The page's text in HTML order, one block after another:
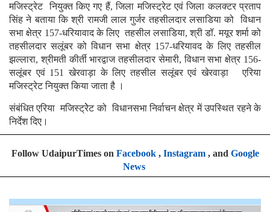
मजिस्ट्रेट नियुक्त किए गए हैं, जिला मजिस्ट्रेट एवं जिला कलक्टर प्रताप
सिंह ने बताया कि श्री रामजी लाल गुर्जर तहसीलदार लसाडिया को विधान
सभा क्षेत्र 157-धरियावाद के लिए तहसील लसाडिया, श्री डॉ. मयूर शर्मा को
तहसीलदार सलूंबर को विधान सभा क्षेत्र 157-धरियावद के लिए तहसील
झल्लारा, श्रीमती कीर्ती भारद्वाज तहसीलदार सेमारी, विधान सभा क्षेत्र 156-
सलूंबर एवं 151 खेरवाड़ा के लिए तहसील सलूंबर एवं खेरवाड़ा एरिया
मजिस्ट्रेट नियुक्त किया जाता है ।
संबंधित एरिया मजिस्ट्रेेट को विधानसभा निर्वाचन क्षेत्र में उपस्थित रहने के
निर्देश दिए।
Follow UdaipurTimes on Facebook, Instagram, and Google
News